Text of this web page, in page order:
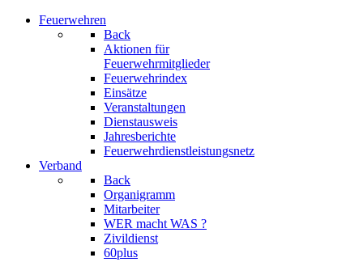
Feuerwehren
Back
Aktionen für
Feuerwehrmitglieder
Feuerwehrindex
Einsätze
Veranstaltungen
Dienstausweis
Jahresberichte
Feuerwehrdienstleistungsnetz
Verband
Back
Organigramm
Mitarbeiter
WER macht WAS ?
Zivildienst
60plus